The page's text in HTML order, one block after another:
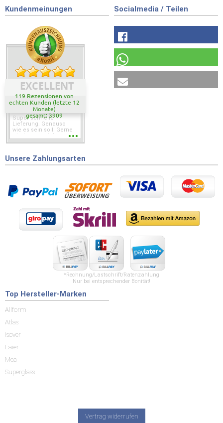
Kundenmeinungen
EXCELLENT
119 Rezensionen von
echten Kunden (letzte 12
Monate)
gesamt: 3909
Super schnelle
Lieferung. Genauso
wie es sein soll! Gerne
wieder wenn ich was
Socialmedia / Teilen
Unsere Zahlungsarten
*Rechnung/Lastschrift/Ratenzahlung
Nur bei entsprechender Bonität!
Top Hersteller-Marken
Allform
Atlas
Isover
Laier
Mea
Superglass
Vertrag widerrufen